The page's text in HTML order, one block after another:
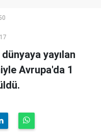
yayılan
Avrupa'da 1